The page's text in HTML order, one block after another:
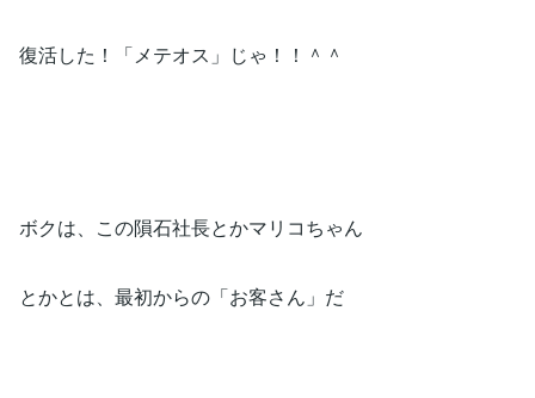
復活した！「メテオス」じゃ！！＾＾
ボクは、この隕石社長とかマリコちゃん
とかとは、最初からの「お客さん」だ